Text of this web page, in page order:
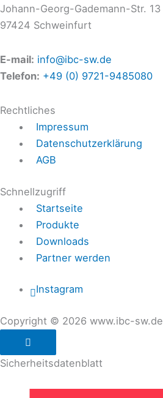
Johann-Georg-Gademann-Str. 13
97424 Schweinfurt
E-mail: info@ibc-sw.de
Telefon: +49 (0) 9721-9485080
Rechtliches
Impressum
Datenschutzerklärung
AGB
Schnellzugriff
Startseite
Produkte
Downloads
Partner werden
Instagram
Copyright © 2026 www.ibc-sw.de
Sicherheitsdatenblatt